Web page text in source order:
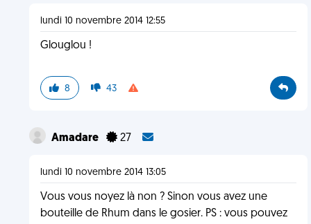
lundi 10 novembre 2014 12:55
Glouglou !
8 43
Amadare 27
lundi 10 novembre 2014 13:05
Vous vous noyez là non ? Sinon vous avez une
bouteille de Rhum dans le gosier. PS : vous pouvez